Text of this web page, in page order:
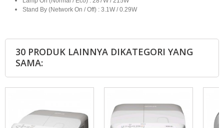
Stand By (Network On / Off) : 3.1W / 0.29W
30 PRODUK LAINNYA DIKATEGORI YANG
SAMA: